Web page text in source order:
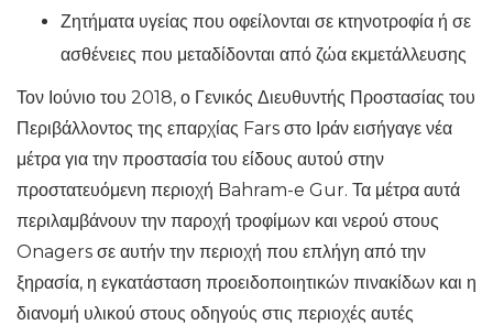
Ζητήματα υγείας που οφείλονται σε κτηνοτροφία ή σε
ασθένειες που μεταδίδονται από ζώα εκμετάλλευσης
Τον Ιούνιο του 2018, ο Γενικός Διευθυντής Προστασίας του
Περιβάλλοντος της επαρχίας Fars στο Ιράν εισήγαγε νέα
μέτρα για την προστασία του είδους αυτού στην
προστατευόμενη περιοχή Bahram-e Gur. Τα μέτρα αυτά
περιλαμβάνουν την παροχή τροφίμων και νερού στους
Onagers σε αυτήν την περιοχή που επλήγη από την
ξηρασία, η εγκατάσταση προειδοποιητικών πινακίδων και η
διανομή υλικού στους οδηγούς στις περιοχές αυτές